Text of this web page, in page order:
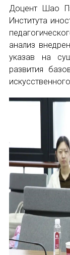
Доцент Шао
Института
анализ
указав на
развития